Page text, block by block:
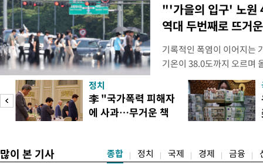
"'가을의 입구' 노원
역대 두번째로 뜨거
기록적인 폭염이 이어지는
기온이 38.0도까지 오르며
상청에 따르면 이날 서울
관기상관측(ASOS) 기준
한다. 서울의 역대 1위 기
자동기상관측장비(AWS)
정치
李 "국가폭력 피해자
에 사과…무거운 책
많이 본 기사 종합 정치 국제 경제 금융